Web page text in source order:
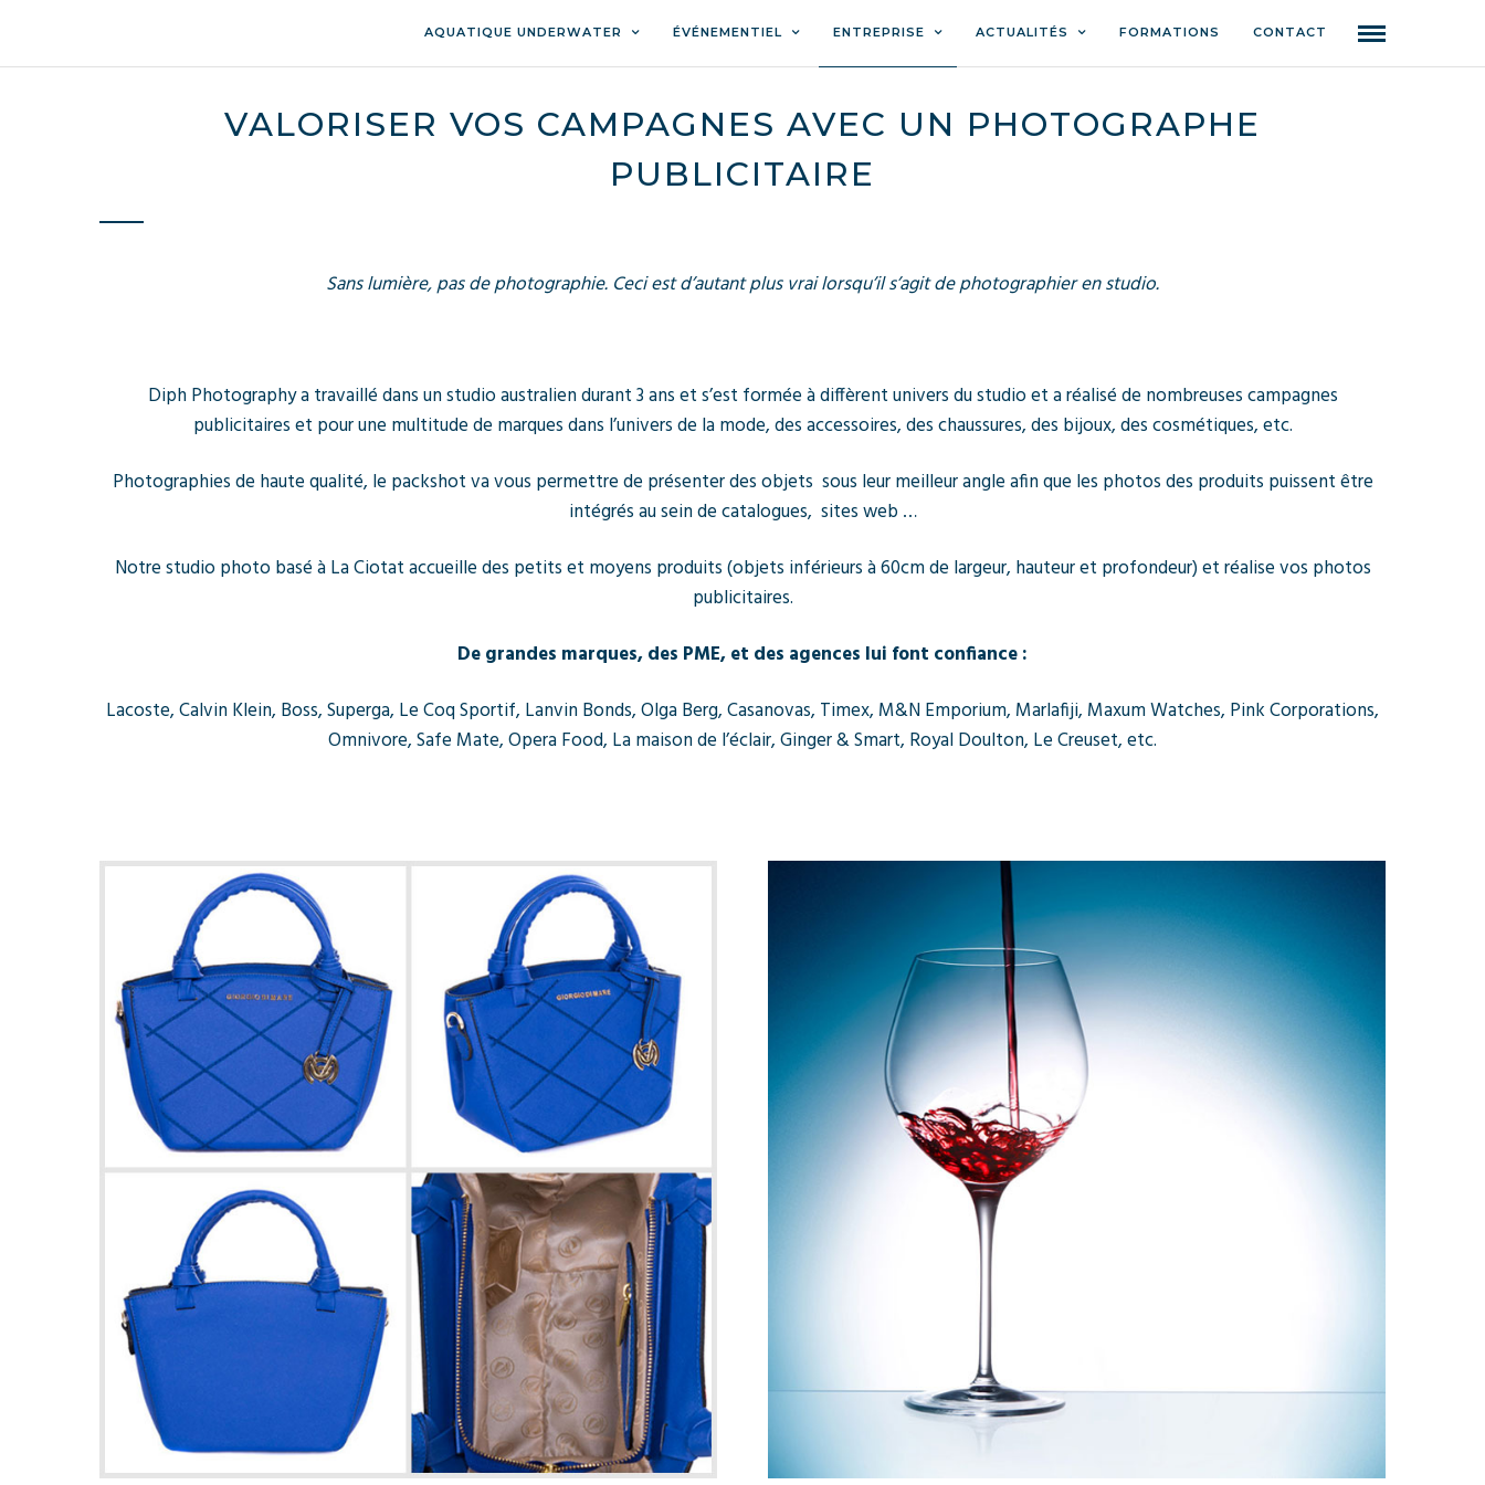
AQUATIQUE UNDERWATER ÉVÉNEMENTIEL ENTREPRISE ACTUALITÉS FORMATIONS CONTACT
VALORISER VOS CAMPAGNES AVEC UN PHOTOGRAPHE
PUBLICITAIRE
Sans lumière, pas de photographie. Ceci est d’autant plus vrai lorsqu’il s’agit de photographier en studio.
Diph Photography a travaillé dans un studio australien durant 3 ans et s’est formée à diffèrent univers du studio et a réalisé de nombreuses campagnes
publicitaires et pour une multitude de marques dans l’univers de la mode, des accessoires, des chaussures, des bijoux, des cosmétiques, etc.
Photographies de haute qualité, le packshot va vous permettre de présenter des objets sous leur meilleur angle afin que les photos des produits puissent être
intégrés au sein de catalogues, sites web …
Notre studio photo basé à La Ciotat accueille des petits et moyens produits (objets inférieurs à 60cm de largeur, hauteur et profondeur) et réalise vos photos
publicitaires.
De grandes marques, des PME, et des agences lui font confiance :
Lacoste, Calvin Klein, Boss, Superga, Le Coq Sportif, Lanvin Bonds, Olga Berg, Casanovas, Timex, M&N Emporium, Marlafiji, Maxum Watches, Pink Corporations,
Omnivore, Safe Mate, Opera Food, La maison de l’éclair, Ginger & Smart, Royal Doulton, Le Creuset, etc.